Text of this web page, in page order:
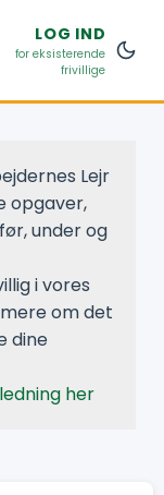
LOG IND
for eksisterende
frivillige
Lejr
opgaver,
under og
i vores
om det
dine
her